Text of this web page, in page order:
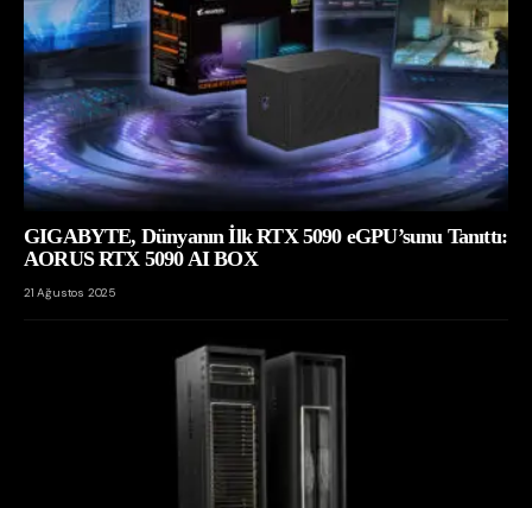
GIGABYTE, Dünyanın İlk RTX 5090 eGPU’sunu Tanıttı:
AORUS RTX 5090 AI BOX
21 Ağustos 2025